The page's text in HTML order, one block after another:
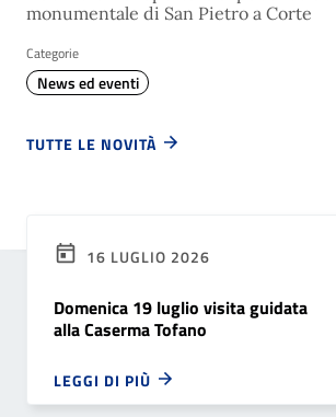
monumentale di San Pietro a Corte
Categorie
News ed eventi
TUTTE LE NOVITÀ
16 LUGLIO 2026
Domenica 19 luglio visita guidata
alla Caserma Tofano
LEGGI DI PIÙ